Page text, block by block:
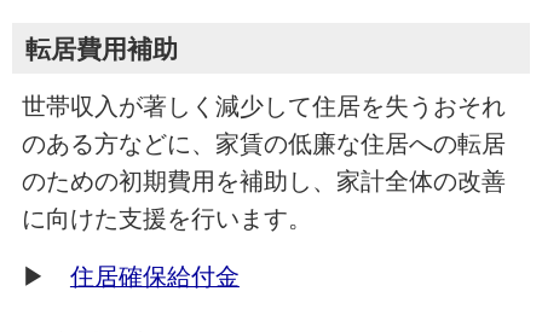
転居費用補助
世帯収入が著しく減少して住居を失うおそれ
のある方などに、家賃の低廉な住居への転居
のための初期費用を補助し、家計全体の改善
に向けた支援を行います。
▶ 住居確保給付金